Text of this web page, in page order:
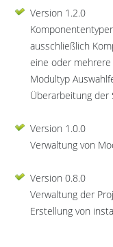
Version 1.2.0
ausschließlich
eine oder
Modultyp
Überarbeitung der
Version 1.0.0
Verwaltung von
Version 0.8.0
Verwaltung der
Erstellung von